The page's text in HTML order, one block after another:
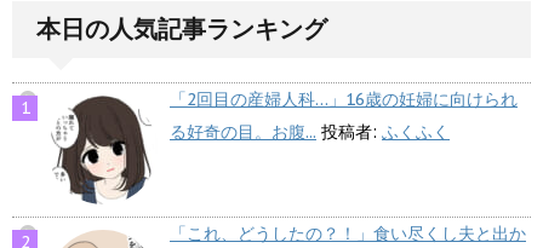
本日の人気記事ランキング
「2回目の産婦人科…」16歳の妊婦に向けられ
る好奇の目。お腹... 投稿者: ふくふく
「これ、どうしたの？！」食い尽くし夫と出か